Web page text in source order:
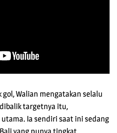
Walian mengatakan selalu
targetnya itu,
Ia sendiri saat ini sedang